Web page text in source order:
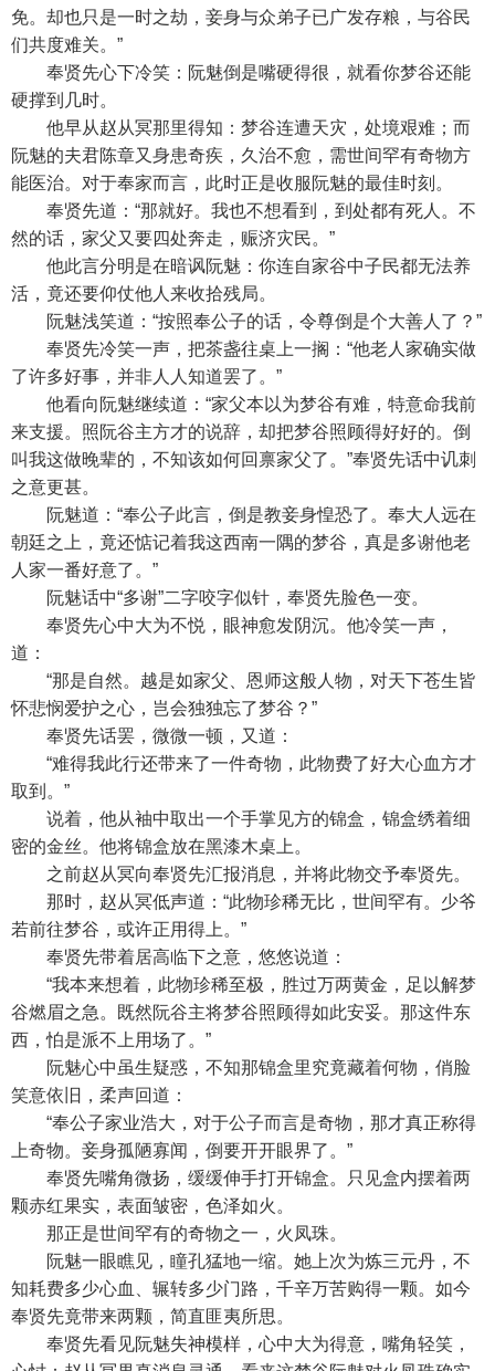
免。却也只是一时之劫，妾身与众弟子已广发存粮，与谷民
们共度难关。”
奉贤先心下冷笑：阮魅倒是嘴硬得很，就看你梦谷还能
硬撑到几时。
他早从赵从冥那里得知：梦谷连遭天灾，处境艰难；而
阮魅的夫君陈章又身患奇疾，久治不愈，需世间罕有奇物方
能医治。对于奉家而言，此时正是收服阮魅的最佳时刻。
奉贤先道：“那就好。我也不想看到，到处都有死人。不
然的话，家父又要四处奔走，赈济灾民。”
他此言分明是在暗讽阮魅：你连自家谷中子民都无法养
活，竟还要仰仗他人来收拾残局。
阮魅浅笑道：“按照奉公子的话，令尊倒是个大善人了？”
奉贤先冷笑一声，把茶盏往桌上一搁：“他老人家确实做
了许多好事，并非人人知道罢了。”
他看向阮魅继续道：“家父本以为梦谷有难，特意命我前
来支援。照阮谷主方才的说辞，却把梦谷照顾得好好的。倒
叫我这做晚辈的，不知该如何回禀家父了。”奉贤先话中讥刺
之意更甚。
阮魅道：“奉公子此言，倒是教妾身惶恐了。奉大人远在
朝廷之上，竟还惦记着我这西南一隅的梦谷，真是多谢他老
人家一番好意了。”
阮魅话中“多谢”二字咬字似针，奉贤先脸色一变。
奉贤先心中大为不悦，眼神愈发阴沉。他冷笑一声，
道：
“那是自然。越是如家父、恩师这般人物，对天下苍生皆
怀悲悯爱护之心，岂会独独忘了梦谷？”
奉贤先话罢，微微一顿，又道：
“难得我此行还带来了一件奇物，此物费了好大心血方才
取到。”
说着，他从袖中取出一个手掌见方的锦盒，锦盒绣着细
密的金丝。他将锦盒放在黑漆木桌上。
之前赵从冥向奉贤先汇报消息，并将此物交予奉贤先。
那时，赵从冥低声道：“此物珍稀无比，世间罕有。少爷
若前往梦谷，或许正用得上。”
奉贤先带着居高临下之意，悠悠说道：
“我本来想着，此物珍稀至极，胜过万两黄金，足以解梦
谷燃眉之急。既然阮谷主将梦谷照顾得如此安妥。那这件东
西，怕是派不上用场了。”
阮魅心中虽生疑惑，不知那锦盒里究竟藏着何物，俏脸
笑意依旧，柔声回道：
“奉公子家业浩大，对于公子而言是奇物，那才真正称得
上奇物。妾身孤陋寡闻，倒要开开眼界了。”
奉贤先嘴角微扬，缓缓伸手打开锦盒。只见盒内摆着两
颗赤红果实，表面皱密，色泽如火。
那正是世间罕有的奇物之一，火凤珠。
阮魅一眼瞧见，瞳孔猛地一缩。她上次为炼三元丹，不
知耗费多少心血、辗转多少门路，千辛万苦购得一颗。如今
奉贤先竟带来两颗，简直匪夷所思。
奉贤先看见阮魅失神模样，心中大为得意，嘴角轻笑，